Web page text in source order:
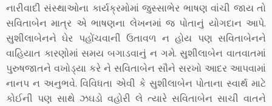
નારીવાદી સંસ્થાઓના કાર્યક્રમોમાં જુસ્સાભેર ભાષણ વાંચી જાય તો
સવિતાબેન માત્ર એ ભાષણના લેખનમાં જ પોતાનું યોગદાન આપે.
સુશીલાબેનને ઘેર પહોંચવાની ઉતાવળ ન હોય પણ સવિતાબેનને
વાહિયાત કારણોમાં સમય બગાડવાનું ન ગમે. સુશીલાબેન વાતવાતમાં
પુરુષજાતને વખોડ્યા કરે ને સવિતાબેન સૌને સરખો આદર આપવામાં
નાનપ ન અનુભવે. વિવિધતા એવી કે સુશીલાબેન પોતાના સ્વાર્થ માટે
કોઈની પણ સાથે ઝઘડો વહોરી લે ત્યારે સવિતાબેન સાચી વાતને